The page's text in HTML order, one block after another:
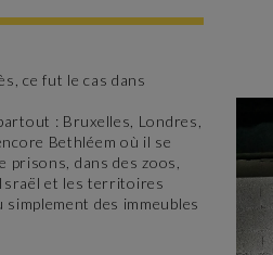
ce fut le cas dans
: Bruxelles, Londres,
Bethléem où il se
dans des zoos,
et les territoires
des immeubles